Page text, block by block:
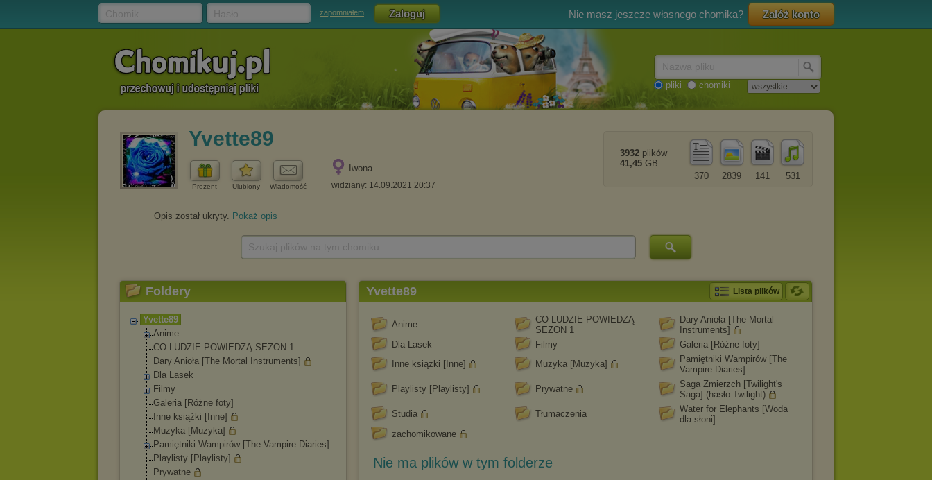
zapomniałem Nie masz jeszcze własnego chomika? Załóż konto
pliki chomiki
Yvette89
Prezent Ulubiony Wiadomość
Iwona
widziany: 14.09.2021 20:37
531
141
2839
370
3932 plików
41,45 GB
Opis został ukryty. Pokaż opis
Foldery
Yvette89
Anime
CO LUDZIE POWIEDZĄ SEZON 1
Dary Anioła [The Mortal Instruments]
Dla Lasek
Filmy
Galeria [Różne foty]
Inne książki [Inne]
Muzyka [Muzyka]
Pamiętniki Wampirów [The Vampire Diaries]
Playlisty [Playlisty]
Prywatne
Yvette89 Lista plików
Anime
CO LUDZIE POWIEDZĄ
SEZON 1
Dary Anioła [The Mortal
Instruments]
Dla Lasek
Filmy
Galeria [Różne foty]
Inne książki [Inne]
Muzyka [Muzyka]
Pamiętniki Wampirów [The
Vampire Diaries]
Playlisty [Playlisty]
Prywatne
Saga Zmierzch [Twilight's
Saga] (hasło Twilight)
Studia
Tłumaczenia
Water for Elephants [Woda
dla słoni]
zachomikowane
Nie ma plików w tym folderze